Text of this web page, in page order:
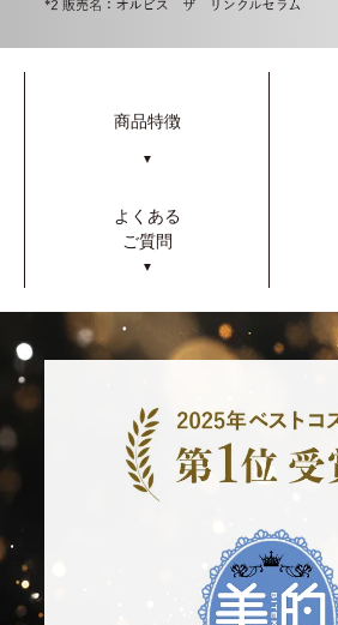
商品特徴
▼
よくある
ご質問
▼